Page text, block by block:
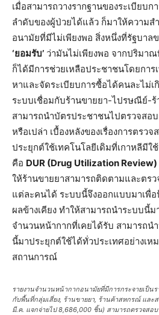
เมื่อสามารถวางรากฐานของระเบียบก
ลำดับของผู้ป่วยได้แล้ว ก็มาให้ความส
อนามัยที่มีไม่เพียงพอ สิ่งหนึ่งที่รัฐบาล
‘ยอมรับ’ ว่ามันไม่เพียงพอ จากปริมา
ก็ได้มีการช่วยเหลือประชาชนโดยการ
หาและจัดระเบียบการซื้อได้คนละไม่
ระบบเชื่อมกับร้านขายยา-ไปรษณีย์-
สามารถนำบัตรประชาชนไปตรวจสอ
หรือเปล่า เบื้องหลังของเรื่องการตรว
ประยุกต์ใช้เทคโนโลยีเดิมที่เกาหลีมี
คือ DUR (Drug Utilization Review)
ให้ร้านขายยาสามารถติดตามและตร
แต่ละคนได้ ระบบนี้จึงออกแบบมาเพื่อ
ผลข้างเคียง ทำให้สามารถนำระบบนี้
จำนวนหน้ากากที่เคยได้รับ สามารถน
นี้มาประยุกต์ใช้ได้ทั่วประเทศอย่างเห
สถานการณ์​
รายงานจำนวนหน้ากากอนามัยที่มีการกระจายเป็นร
กับพื้นที่กลุ่มเสี่ยง, ร้านขายยา, ร้านค้าสหกรณ์ และ
มี.ค. แจกจ่ายไป 8,686,000 ชิ้น) สามารถตรวจสอ